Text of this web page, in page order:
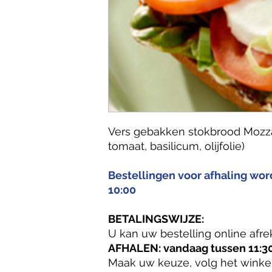
Vers gebakken stokbrood
tomaat, basilicum, olijfolie)
Bestellingen voor afhaling
10:00
BETALINGSWIJZE:
U kan uw bestelling online
AFHALEN: vandaag tussen
Maak uw keuze, volg het